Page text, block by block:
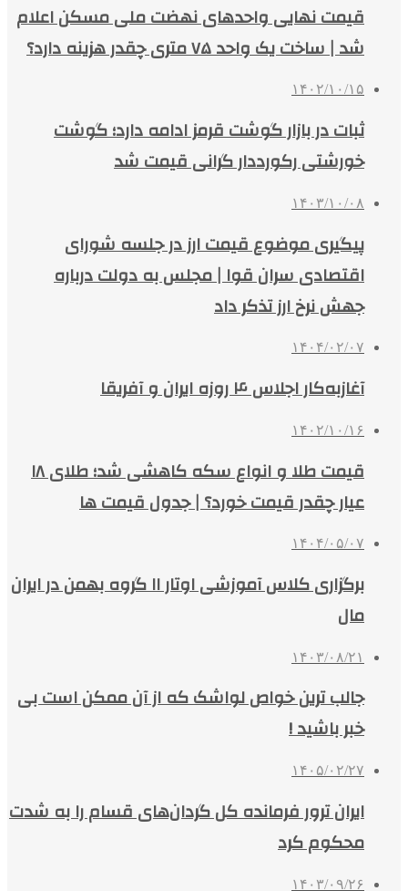
قیمت نهایی واحدهای نهضت ملی مسکن اعلام
شد | ساخت یک واحد ۷۵ متری چقدر هزینه دارد؟
۱۴۰۲/۱۰/۱۵
ثبات در بازار گوشت قرمز ادامه دارد؛ گوشت
خورشتی رکورددار گرانی قیمت شد
۱۴۰۳/۱۰/۰۸
پیگیری موضوع قیمت ارز در جلسه شورای
اقتصادی سران قوا | مجلس به دولت درباره
جهش نرخ ارز تذکر داد
۱۴۰۴/۰۲/۰۷
آغازبه‌کار اجلاس ۴ روزه ایران و آفریقا
۱۴۰۲/۱۰/۱۶
قیمت طلا و انواع سکه کاهشی شد؛ طلای ۱۸
عیار چقدر قیمت خورد؟ | جدول قیمت ها
۱۴۰۴/۰۵/۰۷
برگزاری کلاس آموزشی اوتار ۱۱ گروه بهمن در ایران‌
مال
۱۴۰۳/۰۸/۲۱
جالب ترین خواص لواشک که از آن ممکن است بی
خبر باشید !
۱۴۰۵/۰۲/۲۷
ایران ترور فرمانده کل گردان‌های قسام را به شدت
محکوم کرد
۱۴۰۳/۰۹/۲۶